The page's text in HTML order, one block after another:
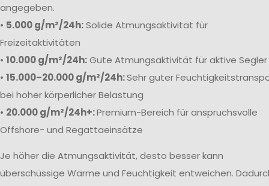
angegeben.
• 5.000 g/m²/24h:Solide Atmungsaktivität für
Freizeitaktivitäten
• 10.000 g/m²/24h:Gute Atmungsaktivität für aktive Segler
• 15.000–20.000 g/m²/24h:Sehr guter
bei hoher körperlicher Belastung
• 20.000 g/m²/24h+:Premium-Bereich für anspruchsvolle
Offshore- und Regattaeinsätze
Je höher die Atmungsaktivität, desto besser kann
überschüssige Wärme und Feuchtigkeit entweichen.